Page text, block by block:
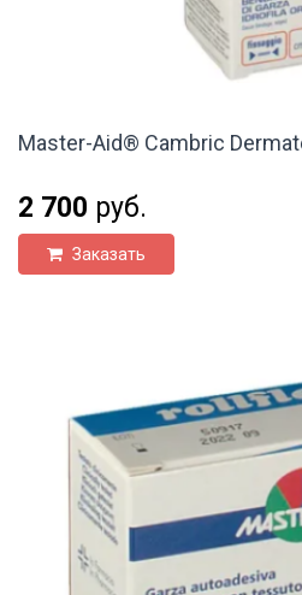
Master-Aid® Cambric
2 700 руб.
Заказать